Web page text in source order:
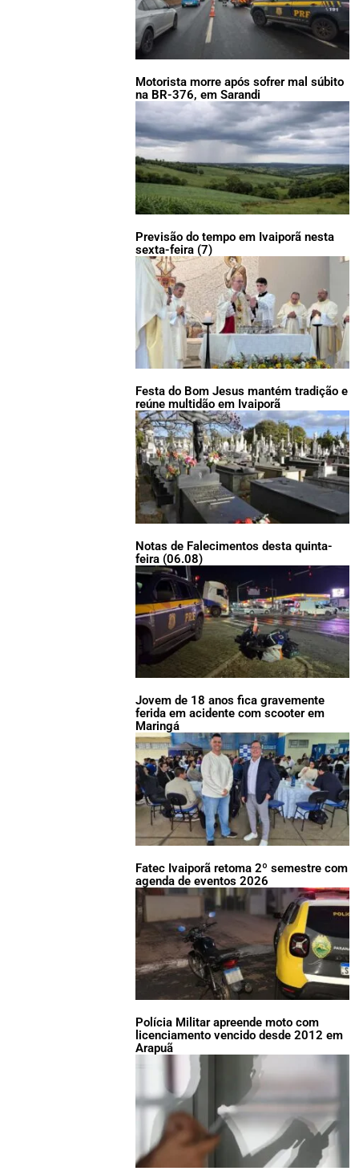
Motorista morre após sofrer mal súbito
na BR-376, em Sarandi
Previsão do tempo em Ivaiporã nesta
sexta-feira (7)
Festa do Bom Jesus mantém tradição e
reúne multidão em Ivaiporã
Notas de Falecimentos desta quinta-
feira (06.08)
Jovem de 18 anos fica gravemente
ferida em acidente com scooter em
Maringá
Fatec Ivaiporã retoma 2º semestre com
agenda de eventos 2026
Polícia Militar apreende moto com
licenciamento vencido desde 2012 em
Arapuã